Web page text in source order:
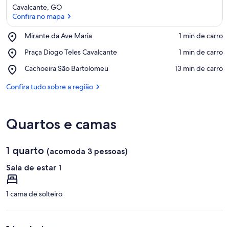
Cavalcante, GO
Confira no mapa
Mirante da Ave Maria
Place,
da
Maria
‪1 min de carro‬
Praça Diogo Teles Cavalcante
Place,
Diogo
Cavalcante
‪1 min de carro‬
Cachoeira São Bartolomeu
Place,
São
‪13 min de carro‬
Confira tudo sobre a região
Quartos e camas
1 quarto (acomoda 3 pessoas)
Sala de estar 1
1 cama de solteiro